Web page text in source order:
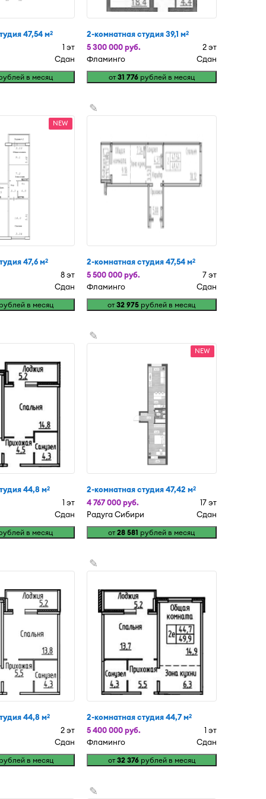
47,54 м2
1 эт
Сдан
в месяц
2-комнатная студия 39,1 м2
5 300 000 руб.
2 эт
Фламинго
Сдан
от 31 776рублей в месяц
NEW
47,6 м2
8 эт
Сдан
в месяц
✎
2-комнатная студия 47,54 м2
5 500 000 руб.
7 эт
Фламинго
Сдан
от32 975 рублей в месяц
44,8 м2
1 эт
Сдан
в месяц
✎
NEW
2-комнатная студия 47,42 м2
4 767 000 руб.
17 эт
Радуга Сибири
Сдан
от28 581 рублей в месяц
44,8 м2
2 эт
Сдан
в месяц
✎
2-комнатная студия 44,7 м2
5 400 000 руб.
1 эт
Фламинго
Сдан
от 32 376рублей в месяц
✎